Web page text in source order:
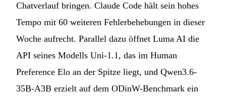
Chatverlauf bringen. Claude Code hält sein hohes
Tempo mit 60 weiteren Fehlerbehebungen in dieser
Woche aufrecht. Parallel dazu öffnet Luma AI die
API seines Modells Uni-1.1, das im Human
Preference Elo an der Spitze liegt, und Qwen3.6-
35B-A3B erzielt auf dem ODinW-Benchmark ein